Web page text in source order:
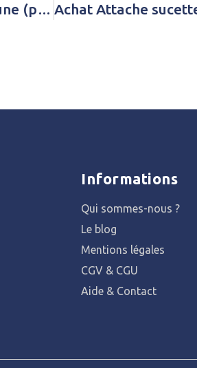
Achat Puce d’oreille Madeleine en plaqué or jaune (personnalisable) – A l’unité Mon Petit Poids Unisexe
Informations
Qui sommes-nous ?
Le blog
Mentions légales
CGV & CGU
Aide & Contact